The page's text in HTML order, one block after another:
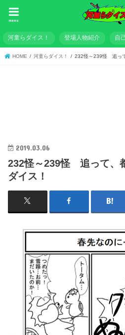
menu
河童らダイス！ 登場人物紹介 自
HOME 河童らダイス！ 232怪～239怪 追っ
2019.03.06
232怪～239怪 追って、
ダイス！